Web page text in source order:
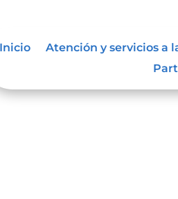
Inicio Atención y servicios a
vigentes
externos o